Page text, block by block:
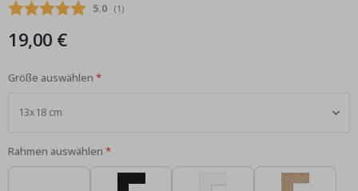
Durchschnittliche Bewertung:
5.0 (abgegebene bewertungen:
1 )
19,00 €
Größe auswählen
Rahmen auswählen